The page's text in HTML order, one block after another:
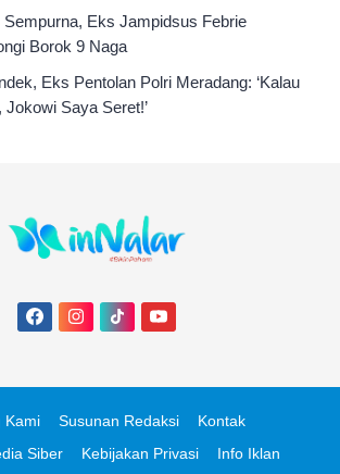
Sempurna, Eks Jampidsus Febrie
Borok 9 Naga
Eks Pentolan Polri Meradang: ‘Kalau
Saya Seret!’
Kami Susunan Redaksi
Kontak
Siber
Kebijakan Privasi Info Iklan